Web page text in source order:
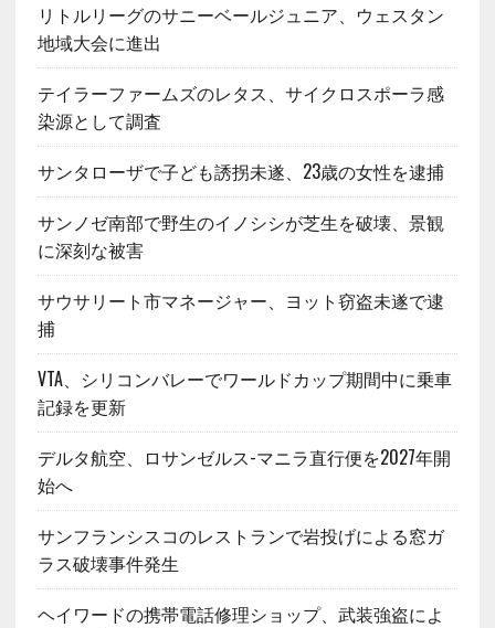
リトルリーグのサニーベールジュニア、ウェスタン
地域大会に進出
テイラーファームズのレタス、サイクロスポーラ感
染源として調査
サンタローザで子ども誘拐未遂、23歳の女性を逮捕
サンノゼ南部で野生のイノシシが芝生を破壊、景観
に深刻な被害
サウサリート市マネージャー、ヨット窃盗未遂で逮
捕
VTA、シリコンバレーでワールドカップ期間中に乗車
記録を更新
デルタ航空、ロサンゼルス-マニラ直行便を2027年開
始へ
サンフランシスコのレストランで岩投げによる窓ガ
ラス破壊事件発生
ヘイワードの携帯電話修理ショップ、武装強盗によ